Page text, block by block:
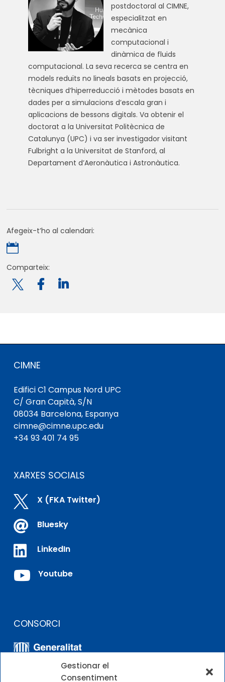
Gestionar el
Consentiment
postdoctoral al CIMNE,
especialitzat en
mecànica
computacional i
dinàmica de fluids
computacional. La seva recerca se centra en
models reduïts no lineals basats en projecció,
tècniques d’hiperreducció i mètodes basats en
dades per a simulacions d’escala gran i
aplicacions de bessons digitals. Va obtenir el
doctorat a la Universitat Politècnica de
Catalunya (UPC) i va ser investigador visitant
Fulbright a la Universitat de Stanford, al
Departament d’Aeronàutica i Astronàutica.
Afegeix-t’ho al calendari:

Comparteix:

CIMNE
Edifici C1 Campus Nord UPC
C/ Gran Capità, S/N
08034 Barcelona, ​​Espanya
cimne@cimne.upc.edu
+34 93 401 74 95
XARXES SOCIALS
 X (FKA Twitter)
 Bluesky
 LinkedIn
 Youtube
CONSORCI